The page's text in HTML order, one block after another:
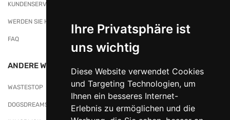
Ihre Privatsphäre ist
uns wichtig
Diese Website verwendet Cookies
und Targeting Technologien, um
Ihnen ein besseres Internet-
Erlebnis zu ermöglichen und die
KUNDENSERVICE
WERDEN SIE HÄNDLER/IN BEI NATURKORB
FAQ
ANDERE WEBSITES
WASTESTOP
DOGSDREAMS